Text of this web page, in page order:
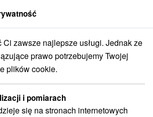
na Słowacji Pobyty hotelov SOREA
SOREA
zawsze najlepsze usługi. Jednak ze
prawo potrzebujemy Twojej
plików cookie.
i pomiarach
się na stronach internetowych